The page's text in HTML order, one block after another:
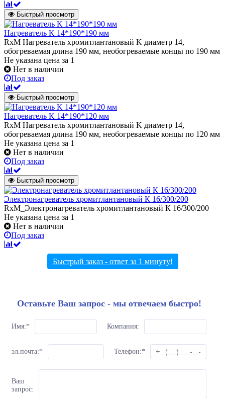
Быстрый просмотр
Нагреватель K 14*190*190 мм
RxM Нагреватель хромитлантановый K диаметр 14,
обогреваемая длина 190 мм, необогреваемые концы по 190 мм
Не указана цена за 1
Нет в наличии
Под заказ
Быстрый просмотр
Нагреватель K 14*190*120 мм
RxM Нагреватель хромитлантановый K диаметр 14,
обогреваемая длина 190 мм, необогреваемые концы по 120 мм
Не указана цена за 1
Нет в наличии
Под заказ
Быстрый просмотр
Электронагреватель хромитлантановый К 16/300/200
RxM_Электронагреватель хромитлантановый К 16/300/200
Не указана цена за 1
Нет в наличии
Под заказ
Быстрый заказ - ответ за 1 минуту!
Оставьте Ваш запрос - мы отвечаем быстро!
Имя:* Компания:
эл.почта:* Телефон:*
Ваш
запрос: